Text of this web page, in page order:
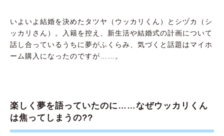
いよいよ結婚を決めたタツヤ（ウッカリくん）とシヅカ（シ
ッカリさん）。入籍を控え、新生活や結婚式の計画について
話し合っているうちに夢がふくらみ、気づくと話題はマイホ
ーム購入になったのですが……。
楽しく夢を語っていたのに……なぜウッカリくん
は焦ってしまうの??